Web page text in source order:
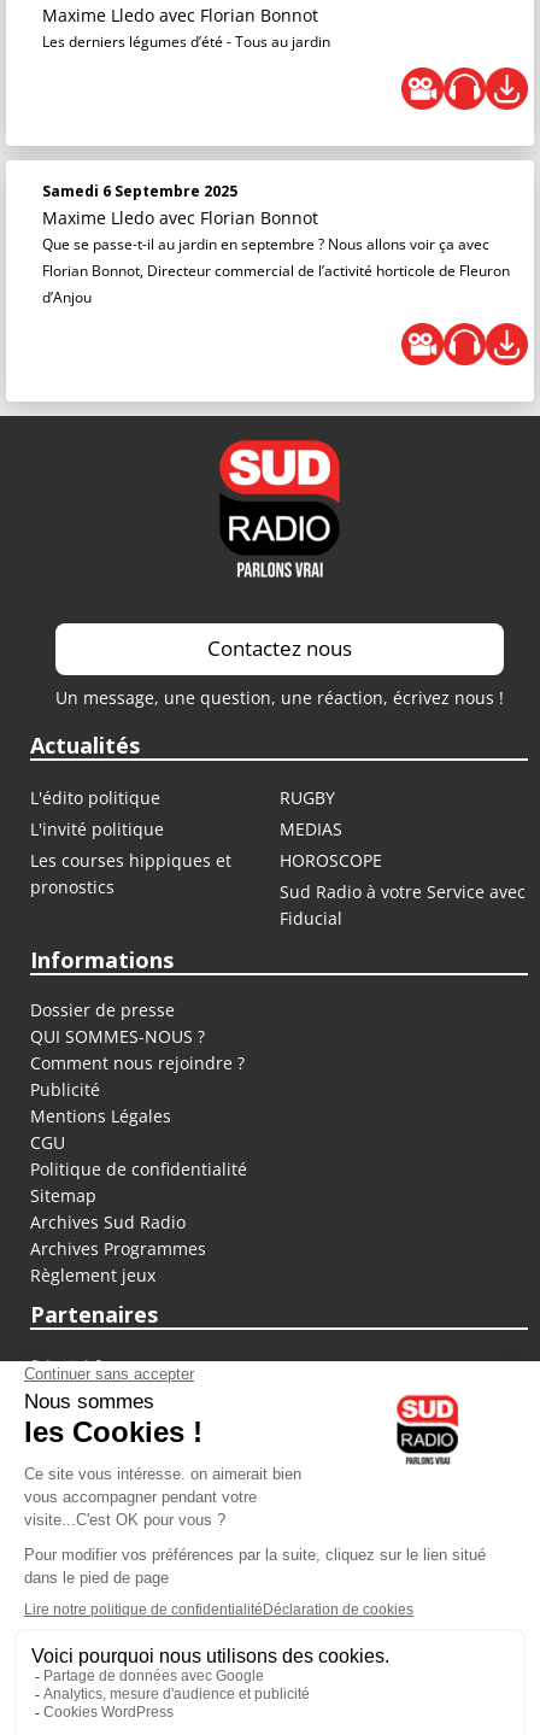
Maxime Lledo avec Florian Bonnot
Les derniers légumes d’été - Tous au jardin
Samedi 6 Septembre 2025
Maxime Lledo avec Florian Bonnot
Que se passe-t-il au jardin en septembre ? Nous allons voir ça avec
Florian Bonnot, Directeur commercial de l’activité horticole de Fleuron
d’Anjou
Contactez nous
Un message, une question, une réaction, écrivez nous !
Actualités
L'édito politique
RUGBY
L'invité politique
MEDIAS
Les courses hippiques et
pronostics
HOROSCOPE
Sud Radio à votre Service avec
Fiducial
Informations
Dossier de presse
QUI SOMMES-NOUS ?
Comment nous rejoindre ?
Publicité
Mentions Légales
CGU
Politique de confidentialité
Sitemap
Archives Sud Radio
Archives Programmes
Règlement jeux
Partenaires
fiducial.fr
lyoncapitale.fr
olympique-et-lyonnais.com
L'application Iphone / Android
Téléchargez l'application
Les cookies
Gestion des cookies
Crédit photos : ©Sud Radio / Pierre Olivier